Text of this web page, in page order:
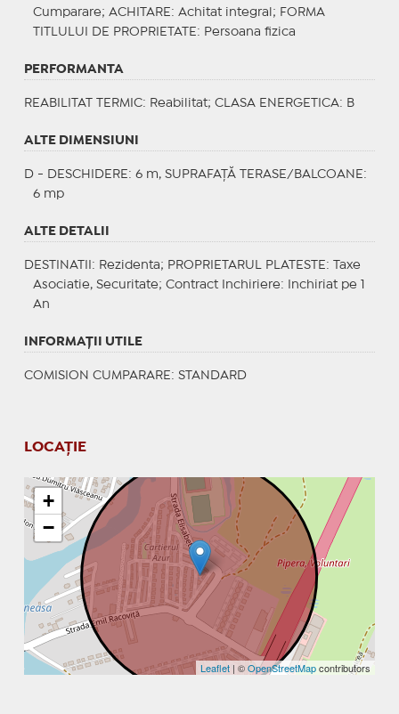
Cumparare; ACHITARE : Achitat integral; FORMA
TITLULUI DE PROPRIETATE : Persoana fizica
PERFORMANTA
REABILITAT TERMIC: Reabilitat; CLASA ENERGETICA: B
ALTE DIMENSIUNI
D - DESCHIDERE: 6 m, SUPRAFAȚĂ TERASE/BALCOANE:
6 mp
ALTE DETALII
DESTINATII : Rezidenta; PROPRIETARUL PLATESTE : Taxe
Asociatie, Securitate; Contract Inchiriere: Inchiriat pe 1
An
INFORMAŢII UTILE
COMISION CUMPARARE: STANDARD
LOCAȚIE
+
−
Leaflet | ©OpenStreetMapcontributors